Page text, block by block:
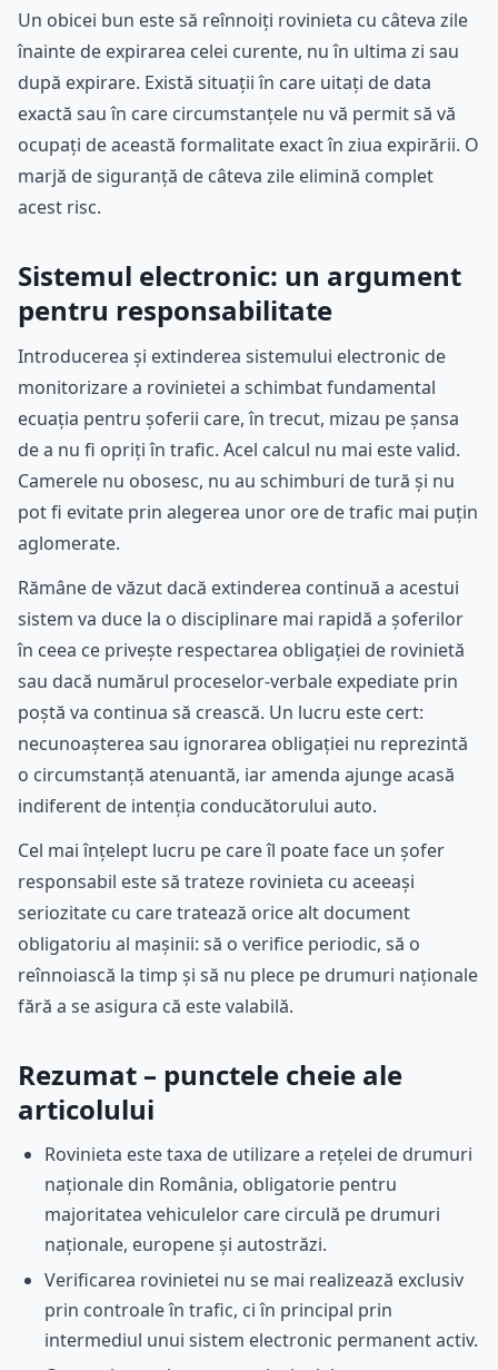
Un obicei bun este să reînnoiți rovinieta cu câteva zile
înainte de expirarea celei curente, nu în ultima zi sau
după expirare. Există situații în care uitați de data
exactă sau în care circumstanțele nu vă permit să vă
ocupați de această formalitate exact în ziua expirării. O
marjă de siguranță de câteva zile elimină complet
acest risc.
Sistemul electronic: un argument
pentru responsabilitate
Introducerea și extinderea sistemului electronic de
monitorizare a rovinietei a schimbat fundamental
ecuația pentru șoferii care, în trecut, mizau pe șansa
de a nu fi opriți în trafic. Acel calcul nu mai este valid.
Camerele nu obosesc, nu au schimburi de tură și nu
pot fi evitate prin alegerea unor ore de trafic mai puțin
aglomerate.
Rămâne de văzut dacă extinderea continuă a acestui
sistem va duce la o disciplinare mai rapidă a șoferilor
în ceea ce privește respectarea obligației de rovinietă
sau dacă numărul proceselor-verbale expediate prin
poștă va continua să crească. Un lucru este cert:
necunoașterea sau ignorarea obligației nu reprezintă
o circumstanță atenuantă, iar amenda ajunge acasă
indiferent de intenția conducătorului auto.
Cel mai înțelept lucru pe care îl poate face un șofer
responsabil este să trateze rovinieta cu aceeași
seriozitate cu care tratează orice alt document
obligatoriu al mașinii: să o verifice periodic, să o
reînnoiască la timp și să nu plece pe drumuri naționale
fără a se asigura că este valabilă.
Rezumat – punctele cheie ale
articolului
Rovinieta este taxa de utilizare a rețelei de drumuri
naționale din România, obligatorie pentru
majoritatea vehiculelor care circulă pe drumuri
naționale, europene și autostrăzi.
Verificarea rovinietei nu se mai realizează exclusiv
prin controale în trafic, ci în principal prin
intermediul unui sistem electronic permanent activ.